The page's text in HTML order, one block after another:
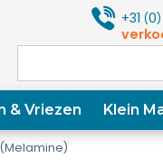
+31(0)
& Vriezen Klein